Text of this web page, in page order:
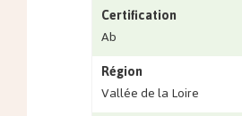
Certification
Ab
Région
Vallée de la Loire